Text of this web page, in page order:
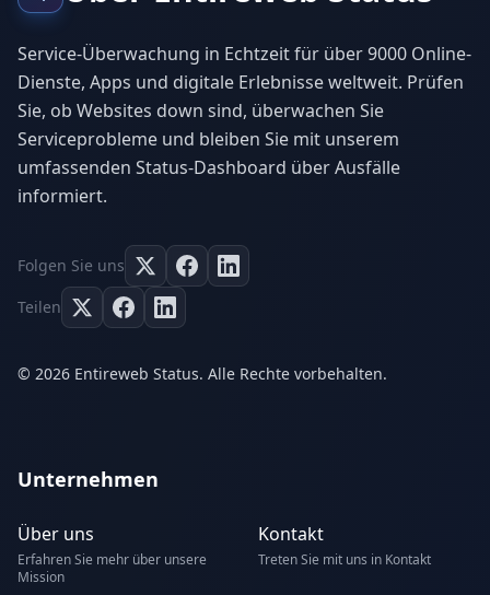
Service-Überwachung in Echtzeit für über 9000 Online-
Dienste, Apps und digitale Erlebnisse weltweit. Prüfen
Sie, ob Websites down sind, überwachen Sie
Serviceprobleme und bleiben Sie mit unserem
umfassenden Status-Dashboard über Ausfälle
informiert.
Folgen Sie uns
Teilen
© 2026 Entireweb Status. Alle Rechte vorbehalten.
Unternehmen
Über uns
Erfahren Sie mehr über unsere
Mission
Kontakt
Treten Sie mit uns in Kontakt